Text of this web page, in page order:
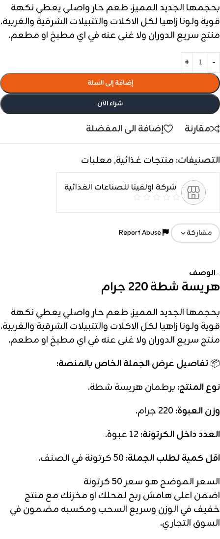
بحجمها الجديد المميز، طعم حار واصلي يعطي نكهة
قوية ولونا زاهيا لكل الاكلات والتتبيلات الشرقية والغربية.
منتج سريع الدوران ولا غنى عنه في اي مطبخ او مطعم.
إضافة إلى السلة
شراء الأن
مقارنة إضافة الى المفضلة
التصنيفات: منتجات غذائية, معلبات
شركة اولفيتا للصناعات الغذائية
مشاركة
الوصف
هريسة شطة 220 جرام
بحجمها الجديد المميز، طعم حار واصلي يعطي نكهة
قوية ولونا زاهيا لكل الاكلات والتتبيلات الشرقية والغربية.
منتج سريع الدوران ولا غنى عنه في اي مطبخ او مطعم.
📦تفاصيل عرض الجملة الخاص بالمنصة:
نوع المنتج: برطمان هريسة شطة.
وزن العبوة:
العدد داخل الكرتونة:
اقل كمية لطلب الجملة:
السعر الموضح هو سعر 50 كرتونة
اضمن اعلى هامش ربح لمحلك او مخزنك مع منتج
خفيف في الوزن وسريع السحب ومكسبه مضمون في
السوق التجاري.